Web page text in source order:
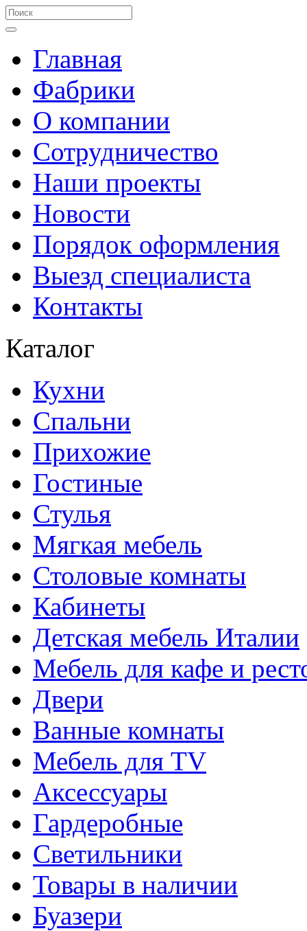
Главная
Фабрики
О компании
Сотрудничество
Наши проекты
Новости
Порядок оформления
Выезд специалиста
Контакты
Каталог
Кухни
Спальни
Прихожие
Гостиные
Стулья
Мягкая мебель
Столовые комнаты
Кабинеты
Детская мебель Италии
Мебель для кафе и
Двери
Ванные комнаты
Мебель для TV
Аксессуары
Гардеробные
Светильники
Товары в наличии
Буазери